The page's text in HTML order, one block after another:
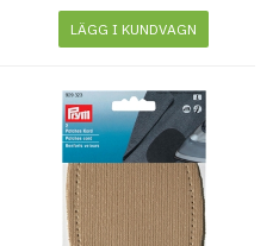
LÄGG I KUNDVAGN